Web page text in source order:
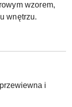
wzorem,
wnętrzu.
i